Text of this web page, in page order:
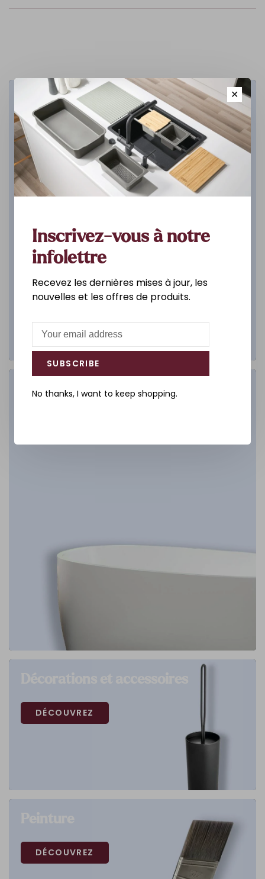
Cuisine
DÉCOUVREZ
Salle de bain
DÉCOUVREZ
DÉCOUVREZ
✕
Inscrivez-vous à notre
infolettre
Recevez les dernières mises à jour, les
nouvelles et les offres de produits.
SUBSCRIBE
No thanks, I want to keep shopping.